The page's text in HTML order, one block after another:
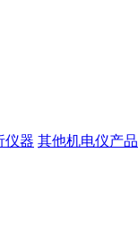
仪器 其他机电仪产品